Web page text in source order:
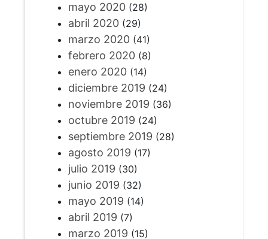
mayo 2020(28)
abril 2020(29)
marzo 2020(41)
febrero 2020(8)
enero 2020(14)
diciembre 2019 (24)
noviembre 2019 (36)
octubre 2019 (24)
septiembre 2019 (28)
agosto 2019 (17)
julio 2019 (30)
junio 2019 (32)
mayo 2019 (14)
abril 2019 (7)
marzo 2019 (15)